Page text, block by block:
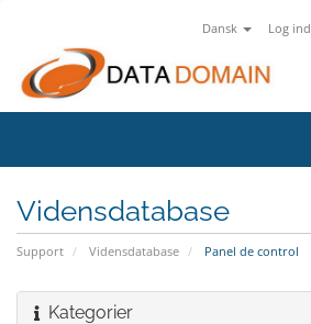
Dansk Log ind
Vidensdatabase
Support Vidensdatabase Panel de control
Kategorier